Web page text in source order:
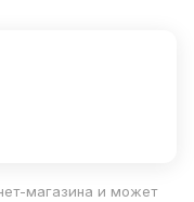
магазина и может